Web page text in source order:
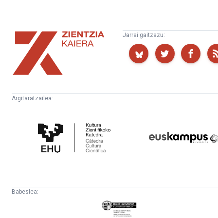
Zientzia
Kaiera
Jarrai gaitzazu:
Argitaratzailea:
Zientifikoko
Katedra
Babeslea:
Eusko